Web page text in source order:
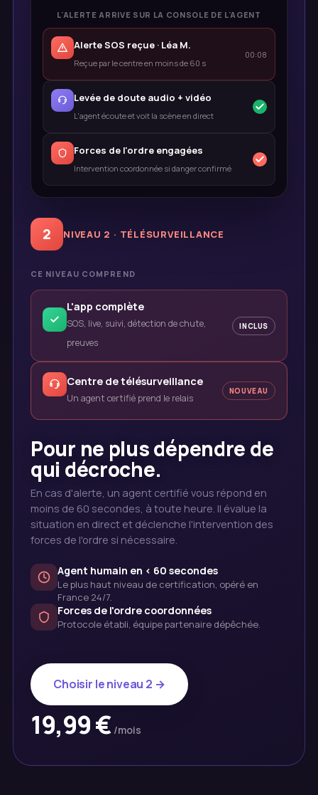
2 NIVEAU 2 · TÉLÉSURVEILLANCE
CE NIVEAU COMPREND
L'app complète
SOS, live, suivi, détection de chute,
preuves
INCLUS
Centre de télésurveillance
Un agent certifié prend le relais
NOUVEAU
Pour ne plus dépendre de
qui décroche.
En cas d'alerte, un agent certifié vous répond en
moins de 60 secondes, à toute heure. Il évalue la
situation en direct et déclenche l'intervention des
forces de l'ordre si nécessaire.
Agent humain en < 60 secondes
Le plus haut niveau de certification, opéré en
France 24/7.
Forces de l'ordre coordonnées
Protocole établi, équipe partenaire dépêchée.
Choisir le niveau 2 →
19,99 € /mois
L'ALERTE ARRIVE SUR LA CONSOLE DE L'AGENT
Alerte SOS reçue · Léa M.
Reçue par le centre en moins de 60 s
00:08
Levée de doute audio + vidéo
L'agent écoute et voit la scène en direct
Forces de l'ordre engagées
Intervention coordonnée si danger confirmé